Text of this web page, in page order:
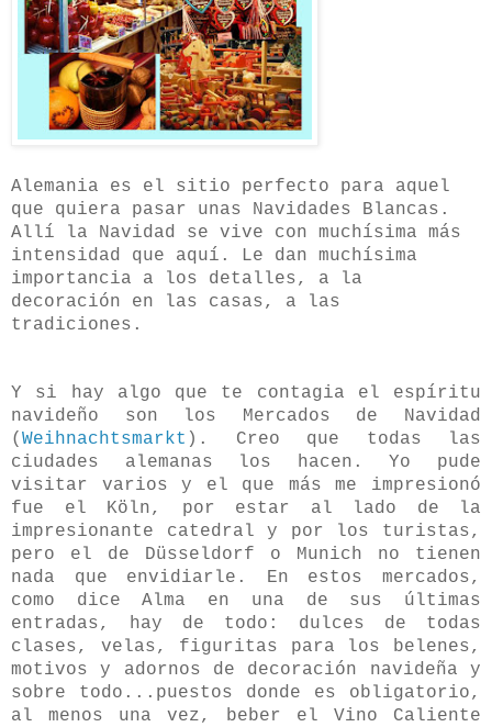
Alemania es el sitio perfecto para aquel
que quiera pasar unas Navidades Blancas.
Allí la Navidad se vive con muchísima más
intensidad que aquí. Le dan muchísima
importancia a los detalles, a la
decoración en las casas, a las
tradiciones.
Y si hay algo que te contagia el espíritu
navideño son los Mercados de Navidad
( Weihnachtsmarkt ). Creo que todas las
ciudades alemanas los hacen. Yo pude
visitar varios y el que más me impresionó
fue el Köln, por estar al lado de la
impresionante catedral y por los turistas,
pero el de Düsseldorf o Munich no tienen
nada que envidiarle. En estos mercados,
como dice Alma en una de sus últimas
entradas, hay de todo: dulces de todas
clases, velas, figuritas para los belenes,
motivos y adornos de decoración navideña y
sobre todo...puestos donde es obligatorio,
al menos una vez, beber el Vino Caliente